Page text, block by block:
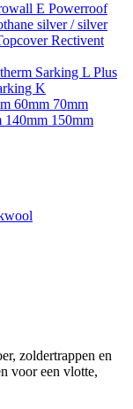
E Powerroof
silver / silver
Rectivent
Sarking L Plus
K
60mm 70mm
140mm 150mm
zoldertrappen en
voor een vlotte,